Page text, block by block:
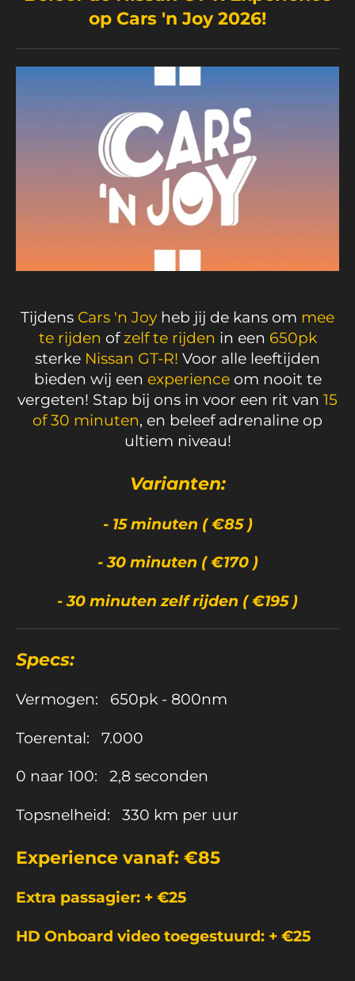
op Cars 'n Joy 2026!
Tijdens Cars 'n Joy heb jij de kans om mee
te rijden of zelf te rijden in een 650pk
sterke Nissan GT-R! Voor alle leeftijden
bieden wij een experience om nooit te
vergeten! Stap bij ons in voor een rit van 15
of 30 minuten, en beleef adrenaline op
ultiem niveau!
Varianten:
- 15 minuten ( €85 )
- 30 minuten ( €170 )
- 30 minuten zelf rijden ( €195 )
Specs:
Vermogen: 650pk - 800nm
Toerental: 7.000
0 naar 100: 2,8 seconden
Topsnelheid: 330 km per uur
Experience vanaf: €85
Extra passagier: + €25
HD Onboard video toegestuurd: + €25